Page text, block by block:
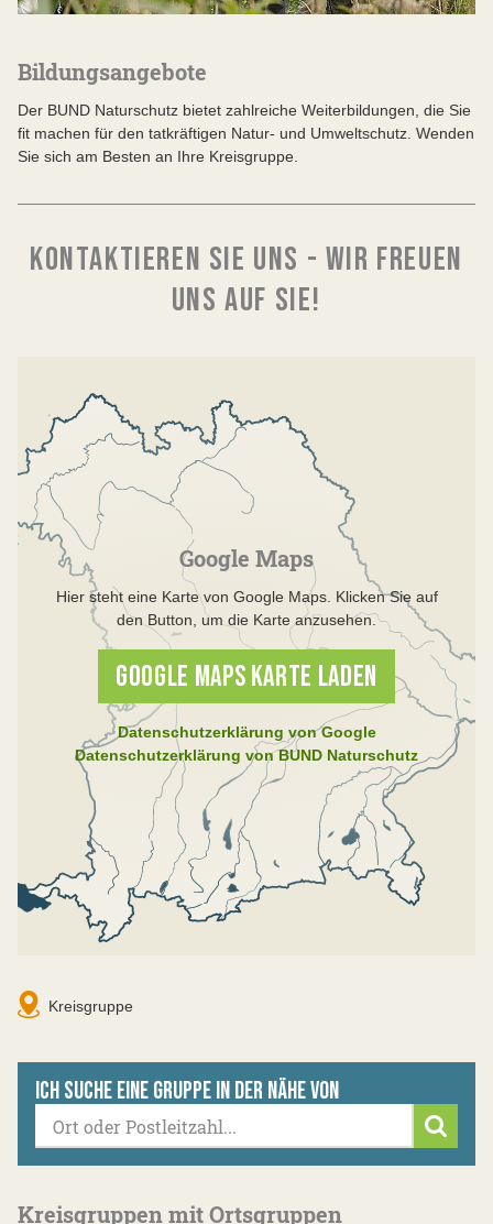
Bildungsangebote
Der BUND Naturschutz bietet zahlreiche Weiterbildungen, die Sie
fit machen für den tatkräftigen Natur- und Umweltschutz. Wenden
Sie sich am Besten an Ihre Kreisgruppe.
KONTAKTIEREN SIE UNS - WIR FREUEN
UNS AUF SIE!
Google Maps
Hier steht eine Karte von Google Maps. Klicken Sie auf
den Button, um die Karte anzusehen.
GOOGLE MAPS KARTE LADEN
Datenschutzerklärung von Google
Datenschutzerklärung von BUND Naturschutz
Kreisgruppe
Ich suche eine Gruppe in der Nähe von
Kreisgruppen mit Ortsgruppen